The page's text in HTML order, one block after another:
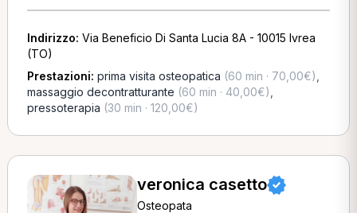
Indirizzo: Via Beneficio Di Santa Lucia 8A - 10015 Ivrea
(TO)
Prestazioni: prima visita osteopatica (60 min · 70,00€)
massaggio decontratturante (60 min · 40,00€)
pressoterapia (30 min · 120,00€)
veronica casetto
Osteopata